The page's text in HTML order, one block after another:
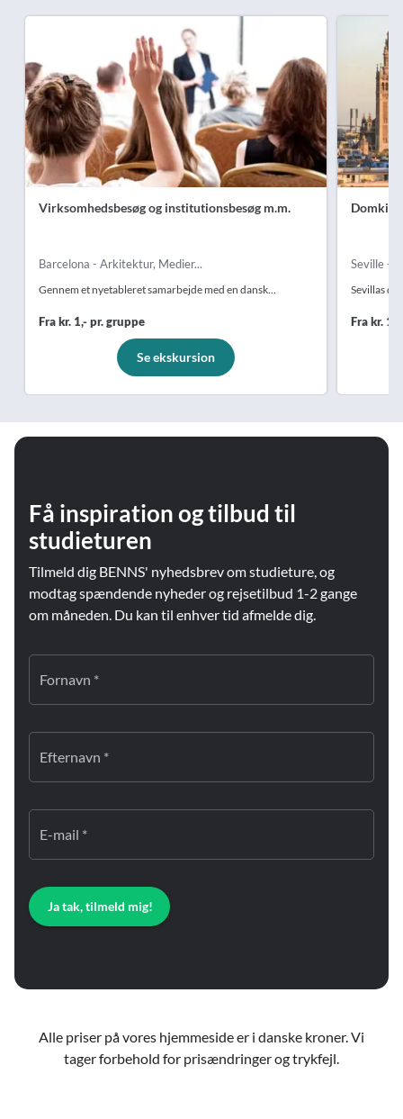
Virksomhedsbesøg og institutionsbesøg m.m.
Barcelona - Arkitektur, Medier...
Gennem et nyetableret samarbejde med en dansk...
Fra kr. 1,- pr. gruppe
Se ekskursion
Seville -
Sevillas
Fra kr.
Få inspiration og tilbud til
studieturen
Tilmeld dig BENNS' nyhedsbrev om studieture, og
modtag spændende nyheder og rejsetilbud 1-2 gange
om måneden. Du kan til enhver tid afmelde dig.
Fornavn *
Efternavn *
E-mail *
Ja tak, tilmeld mig!
Alle priser på vores hjemmeside er i danske kroner. Vi
tager forbehold for prisændringer og trykfejl.